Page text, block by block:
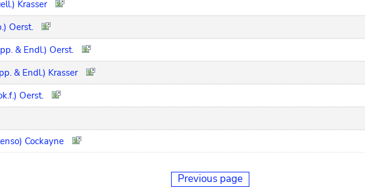
Krasser
Oerst.
& Endl.) Oerst.
& Endl.) Krasser
Oerst.
Cockayne
Previous page